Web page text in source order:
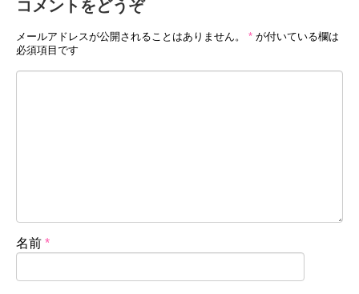
コメントをどうぞ
メールアドレスが公開されることはありません。 * が付いている欄は
必須項目です
名前 *